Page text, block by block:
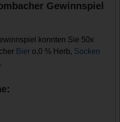
Gewinnspiel
konnten Sie 50x
Bier o,0 % Herb, Socken